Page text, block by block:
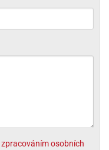
zpracováním osobních